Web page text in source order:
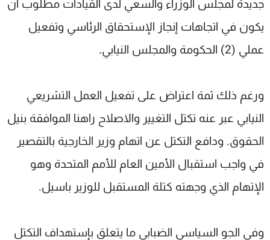
جديدة لمجلس الوزراء والسعي لدى القيادات مطلوب أن
يكون في اتجاهات إنجاز الإستحقاق الرئاسي وتفعيل
عملي (2) الحكومة والمجلس النيابي.
ورغم ذلك ثمة اعتراض على تفعيل العمل التشريعي
النيابي عبر عنه تكتل التغيير والاصلاح راهنا الموافقة بنيل
الحقوق. ودافع التكتل عن اتهام وزير الخارجية بالتقصير
في واجب استقبال الأمين العام للأمم المتحدة وهو
الإتهام الذي وجهته كتلة المستقبل للوزير باسيل.
وفي الجو السياسي الضبابي ما يتعلق بإستهداف التكتل